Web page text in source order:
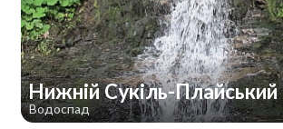
Нижній Сукіль-Плайський
Водоспад